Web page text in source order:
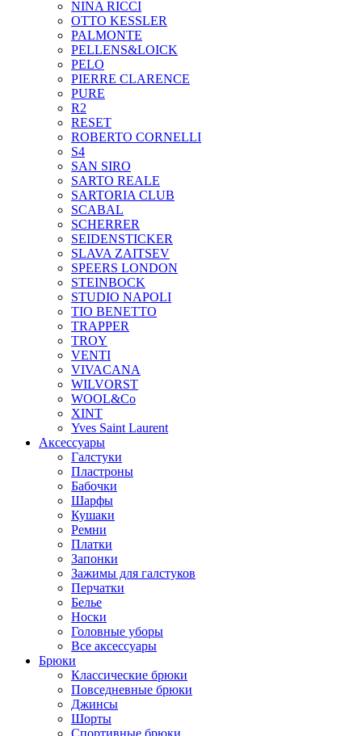
NINA RICCI
OTTO KESSLER
PALMONTE
PELLENS&LOICK
PELO
PIERRE CLARENCE
PURE
R2
RESET
ROBERTO CORNELLI
S4
SAN SIRO
SARTO REALE
SARTORIA CLUB
SCABAL
SCHERRER
SEIDENSTICKER
SLAVA ZAITSEV
SPEERS LONDON
STEINBOCK
STUDIO NAPOLI
TIO BENETTO
TRAPPER
TROY
VENTI
VIVACANA
WILVORST
WOOL&Co
XINT
Yves Saint Laurent
Аксессуары
Галстуки
Пластроны
Бабочки
Шарфы
Кушаки
Ремни
Платки
Запонки
Зажимы для галстуков
Перчатки
Белье
Носки
Головные уборы
Все аксессуары
Брюки
Классические брюки
Повседневные брюки
Джинсы
Шорты
Спортивные брюки